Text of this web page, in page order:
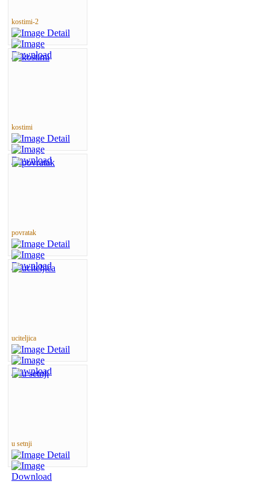
kostimi-2
kostimi
povratak
uciteljica
u setnji